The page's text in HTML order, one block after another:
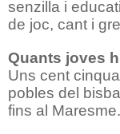
senzilla i
de joc, cant i
Quants joves
Uns cent
pobles del
fins al Maresme.